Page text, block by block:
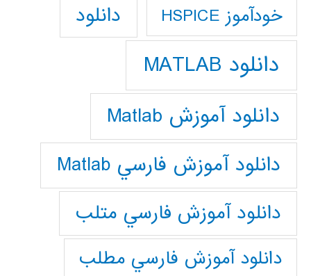
خودآموز HSPICE دانلود
دانلود MATLAB
دانلود آموزش Matlab
دانلود آموزش فارسي Matlab
دانلود آموزش فارسي متلب
دانلود آموزش فارسي مطلب